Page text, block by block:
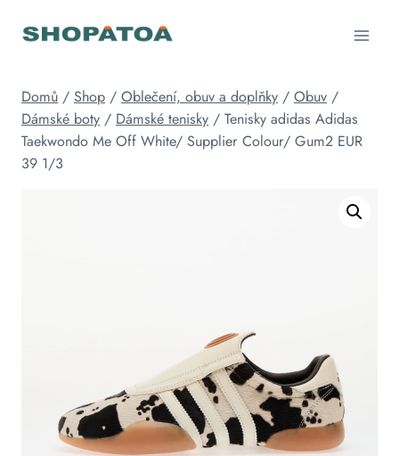
Domů / Shop / Oblečení, obuv a doplňky / Obuv /
Dámské boty / Dámské tenisky / Tenisky adidas Adidas
Taekwondo Me Off White/ Supplier Colour/ Gum2 EUR
39 1/3